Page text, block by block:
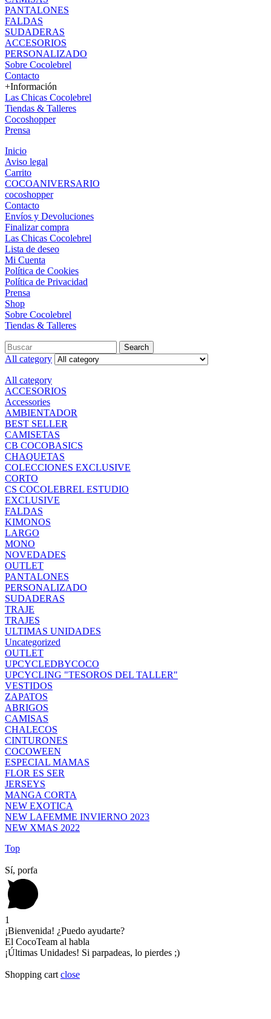
PANTALONES
FALDAS
SUDADERAS
ACCESORIOS
PERSONALIZADO
Sobre Cocolebrel
Contacto
+Información
Las Chicas Cocolebrel
Tiendas & Talleres
Cocoshopper
Prensa
Inicio
Aviso legal
Carrito
COCOANIVERSARIO
cocoshopper
Contacto
Envíos y Devoluciones
Finalizar compra
Las Chicas Cocolebrel
Lista de deseo
Mi Cuenta
Política de Cookies
Política de Privacidad
Prensa
Shop
Sobre Cocolebrel
Tiendas & Talleres
Search
All category
All category
ACCESORIOS
Accessories
AMBIENTADOR
BEST SELLER
CAMISETAS
CB COCOBASICS
CHAQUETAS
COLECCIONES EXCLUSIVE
CORTO
CS COCOLEBREL ESTUDIO
EXCLUSIVE
FALDAS
KIMONOS
LARGO
MONO
NOVEDADES
OUTLET
PANTALONES
PERSONALIZADO
SUDADERAS
TRAJE
TRAJES
ULTIMAS UNIDADES
Uncategorized
OUTLET
UPCYCLEDBYCOCO
UPCYCLING "TESOROS DEL TALLER"
VESTIDOS
ZAPATOS
ABRIGOS
CAMISAS
CHALECOS
CINTURONES
COCOWEEN
ESPECIAL MAMAS
FLOR ES SER
JERSEYS
MANGA CORTA
NEW EXOTICA
NEW LAFEMME INVIERNO 2023
NEW XMAS 2022
Top
Sí, porfa
1
¡Bienvenida! ¿Puedo ayudarte?
El CocoTeam al habla
¡Últimas Unidades! Si parpadeas, lo pierdes ;)
Shopping cart close